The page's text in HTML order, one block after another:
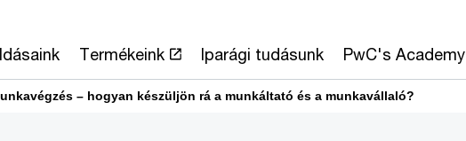
Termékeink Iparági tudásunk PwC's Academy
– hogyan készüljön rá a munkáltató és a munkavállaló?